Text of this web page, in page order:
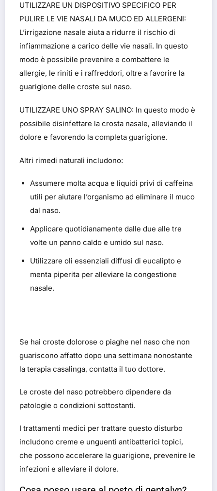
UTILIZZARE UN DISPOSITIVO SPECIFICO PER
PULIRE LE VIE NASALI DA MUCO ED ALLERGENI:
L’irrigazione nasale aiuta a ridurre il rischio di
infiammazione a carico delle vie nasali. In questo
modo è possibile prevenire e combattere le
allergie, le riniti e i raffreddori, oltre a favorire la
guarigione delle croste sul naso.
UTILIZZARE UNO SPRAY SALINO: In questo modo è
possibile disinfettare la crosta nasale, alleviando il
dolore e favorendo la completa guarigione.
Altri rimedi naturali includono:
Assumere molta acqua e liquidi privi di caffeina
utili per aiutare l’organismo ad eliminare il muco
dal naso.
Applicare quotidianamente dalle due alle tre
volte un panno caldo e umido sul naso.
Utilizzare oli essenziali diffusi di eucalipto e
menta piperita per alleviare la congestione
nasale.
Se hai croste dolorose o piaghe nel naso che non
guariscono affatto dopo una settimana nonostante
la terapia casalinga, contatta il tuo dottore.
Le croste del naso potrebbero dipendere da
patologie o condizioni sottostanti.
I trattamenti medici per trattare questo disturbo
includono creme e unguenti antibatterici topici,
che possono accelerare la guarigione, prevenire le
infezioni e alleviare il dolore.